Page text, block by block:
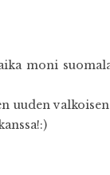
moni
valkoisen